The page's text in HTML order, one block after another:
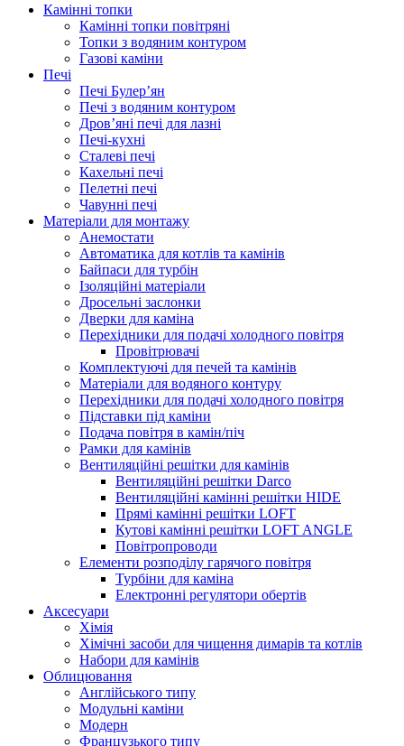
Камінні топки
Камінні топки повітряні
Топки з водяним контуром
Газові каміни
Печі
Печі Булер’ян
Печі з водяним контуром
Дров’яні печі для лазні
Печі-кухні
Сталеві печі
Кахельні печі
Пелетні печі
Чавунні печі
Матеріали для монтажу
Анемостати
Автоматика для котлів та камінів
Байпаси для турбін
Ізоляційні матеріали
Дросельні заслонки
Дверки для каміна
Перехідники для подачі холодного повітря
Провітрювачі
Комплектуючі для печей та камінів
Матеріали для водяного контуру
Перехідники для подачі холодного повітря
Підставки під каміни
Подача повітря в камін/піч
Рамки для камінів
Вентиляційні решітки для камінів
Вентиляційні решітки Darco
Вентиляційні камінні решітки HIDE
Прямі камінні решітки LOFT
Кутові камінні решітки LOFT ANGLE
Повітропроводи
Елементи розподілу гарячого повітря
Турбіни для каміна
Електронні регулятори обертів
Аксесуари
Хімія
Хімічні засоби для чищення димарів та котлів
Набори для камінів
Облицювання
Англійського типу
Модульні каміни
Модерн
Французького типу